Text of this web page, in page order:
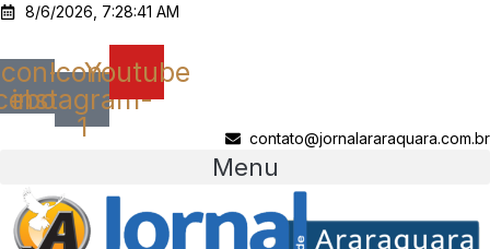
Ir
o
conteúdo
8/6/2026, 7:28:41 AM
Icon-
instagram-
1
Youtube
contato@jornalararaquara.com.br
Menu